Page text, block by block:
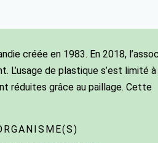
créée en 1983. En 2018,
L’usage de plastique s’est limité à
réduites grâce au paillage. Cette